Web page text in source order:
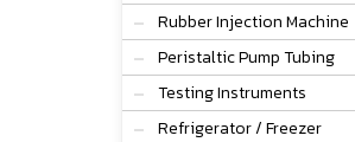
Rubber Injection Machine
Peristaltic Pump Tubing
Testing Instruments
Refrigerator / Freezer